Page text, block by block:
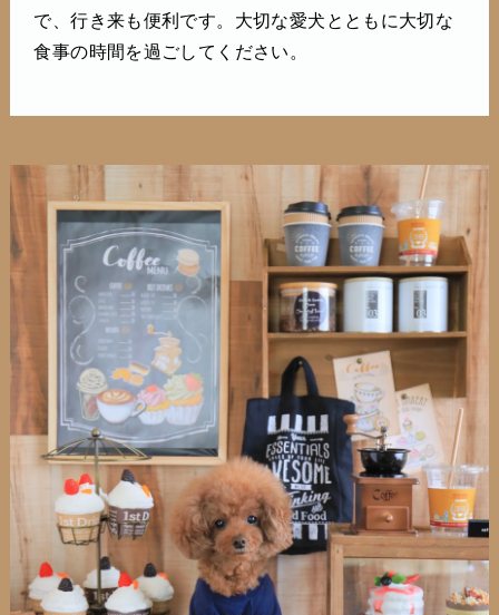
で、行き来も便利です。大切な愛犬とともに大切な
食事の時間を過ごしてください。